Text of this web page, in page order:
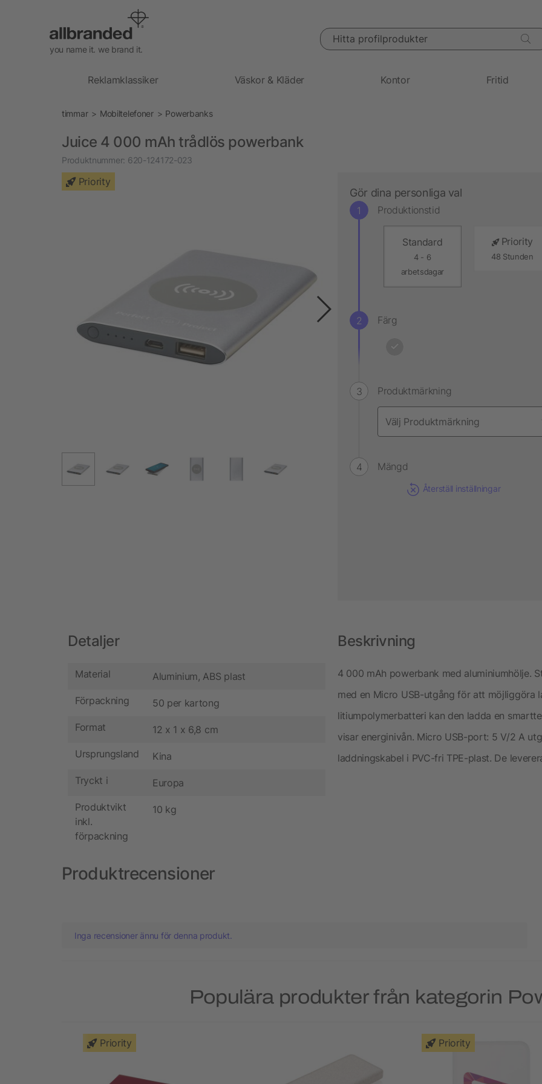
you name it. we brand it.
Hitta profilprodukter
Reklamklassiker Väskor & Kläder Kontor Fritid
timmar Mobiltelefoner Powerbanks
Juice 4 000 mAh trådlös powerbank
Produktnummer: 620-124172-023
Priority
Gör dina personliga val
Produktionstid
Standard
4 - 6
arbetsdagar
Priority
48 Stunden
Färg
Produktmärkning
Mängd
Återställ inställningar
Detaljer
Material Aluminium, ABS plast
Förpackning 50 per kartong
Format 12 x 1 x 6,8 cm
Ursprungsland Kina
Tryckt i Europa
Produktvikt
inkl.
förpackning
10 kg
Beskrivning
4 000 mAh powerbank med aluminiumhölje.
med en Micro USB-utgång för att möjliggöra
litiumpolymerbatteri kan den ladda en
visar energinivån. Micro USB-port: 5 V/2 A
laddningskabel i PVC-fri TPE-plast. De
Produktrecensioner
Inga recensioner ännu för denna produkt.
Populära produkter från kategorin
Priority Priority